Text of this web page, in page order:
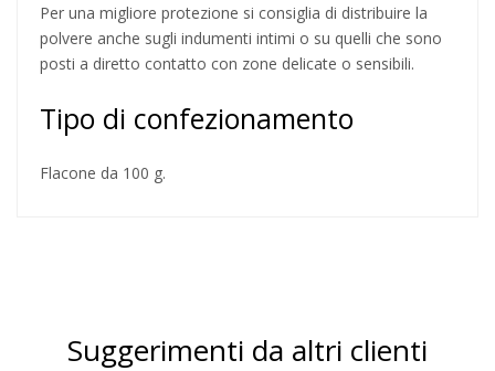
Per una migliore protezione si consiglia di distribuire la
polvere anche sugli indumenti intimi o su quelli che sono
posti a diretto contatto con zone delicate o sensibili.
Tipo di confezionamento
Flacone da 100 g.
Suggerimenti da altri clienti